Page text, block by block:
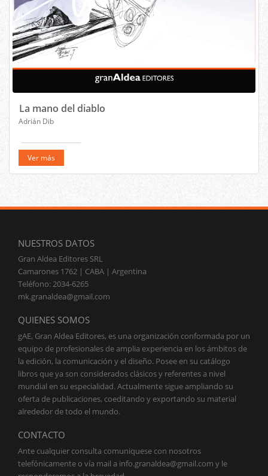
La mano del diablo
Adrián Dib
Ver más
NUESTROS DATOS
Gran Aldea Editores SRL
Camarones 1762 | CABA | Argentina
Teléfono: 2034-6265
mk.granaldea@gmail.com
QUIENES SOMOS
gAE, Gran Aldea Editores, es una organización conformada por un
equipo de profesionales de amplia experiencia en los ámbitos de
la edición, la comunicación y el diseño. Posee en su catálogo
libros que ya son considerados clásicos y referentes a nivel
mundial en su especialidad. Actualmente sigue ampliando su
oferta de publicaciones, coeditando y exportando su material
alrededor de todo el mundo.
CONTACTO
Ante cualquier consulta comuniquese con nosotros
telefónicamente o vía mail a info.granaldea@gmail.com y le